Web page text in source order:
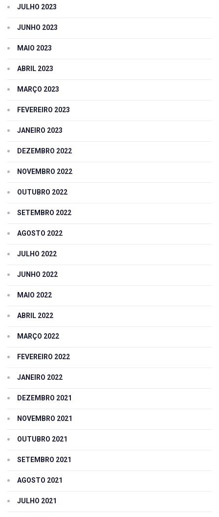
JULHO 2023
JUNHO 2023
MAIO 2023
ABRIL 2023
MARÇO 2023
FEVEREIRO 2023
JANEIRO 2023
DEZEMBRO 2022
NOVEMBRO 2022
OUTUBRO 2022
SETEMBRO 2022
AGOSTO 2022
JULHO 2022
JUNHO 2022
MAIO 2022
ABRIL 2022
MARÇO 2022
FEVEREIRO 2022
JANEIRO 2022
DEZEMBRO 2021
NOVEMBRO 2021
OUTUBRO 2021
SETEMBRO 2021
AGOSTO 2021
JULHO 2021